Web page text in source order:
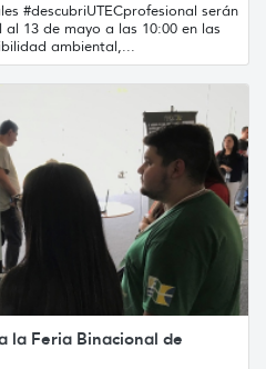
#descubriUTECprofesional serán
13 de mayo a las 10:00 en las
ambiental,...
la Feria Binacional de